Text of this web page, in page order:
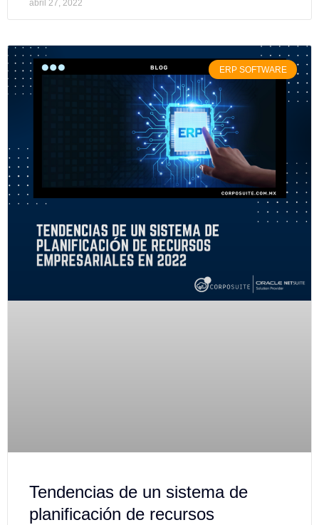
abril 27, 2022
ERP SOFTWARE
Tendencias de un sistema de
planificación de recursos